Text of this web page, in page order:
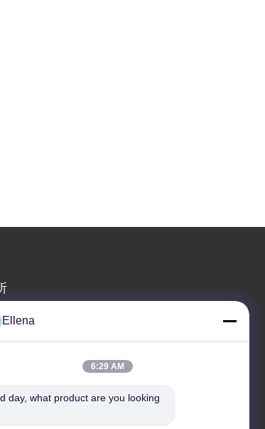
住所
の地区9のHuayinの産業港、第618のKelinの西の
地区、成都都市、四川地域、中国。611130
アドレス
の地区9のHuayinの産業港、第618のKelinの西の
Ellena
6:29 AM
day, what product are you looking